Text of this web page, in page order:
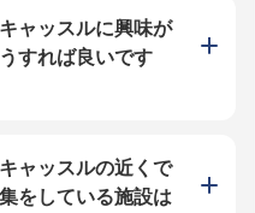
す！ 一緒にホテルダイニングの魅
力を伝えていきましょう！ ーー
【少数精鋭だからこそ成長できる環
境があります】 少人数制のレスト
ています！ホテル業界経験者はもち
ろん、レストラン経験者も大歓迎！
寮も完備（徒歩10分圏内・月
15,000円）しているので、遠方か
ャッスルに興味が
すれば良いです
ャッスルの近くで
をしている施設は